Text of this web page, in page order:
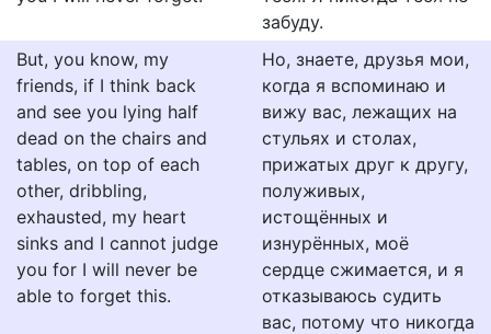
забуду.
But, you know, my
friends, if I think back
and see you lying half
dead on the chairs and
tables, on top of each
other, dribbling,
exhausted, my heart
sinks and I cannot judge
you for I will never be
able to forget this.
Но, знаете, друзья мои,
когда я вспоминаю и
вижу вас, лежащих на
стульях и столах,
прижатых друг к другу,
полуживых,
истощённых и
изнурённых, моё
сердце сжимается, и я
отказываюсь судить
вас, потому что никогда